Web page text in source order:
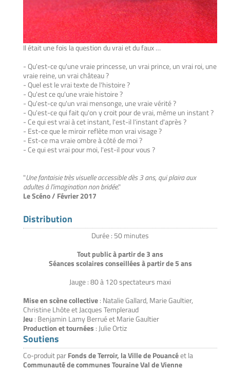
Il était une fois la question du vrai et du faux …
- Qu'est-ce qu'une vraie princesse, un vrai prince, un vrai roi, une
vraie reine, un vrai château ?
- Quel est le vrai texte de l'histoire ?
- Qu'est ce qu'une vraie histoire ?
- Qu'est-ce qu'un vrai mensonge, une vraie vérité ?
- Qu'est-ce qui fait qu'on y croit pour de vrai, même un instant ?
- Ce qui est vrai à cet instant, l'est-il l'instant d'après ?
- Est-ce que le miroir reflète mon vrai visage ?
- Est-ce ma vraie ombre à côté de moi ?
- Ce qui est vrai pour moi, l'est-il pour vous ?
​"Une fantaisie très visuelle accessible dès 3 ans, qui plaira aux
adultes à l'imagination non bridée."
Le Scéno / Février 2017​
Distribution
Durée : 50 minutes
Tout public à partir de 3 ans
Séances scolaires conseillées à partir de 5 ans
Jauge : 80 à 120 spectateurs maxi
Mise en scène collective: Natalie Gallard, Marie Gaultier,
Christine Lhôte et Jacques Templeraud
Jeu : Benjamin Lamy Berrué et Marie Gaultier
Production et tournées : Julie Ortiz
Soutiens
Co-produit parFonds de Terroir, la Ville de Pouancéet la
Communauté de communes Touraine Val de Vienne